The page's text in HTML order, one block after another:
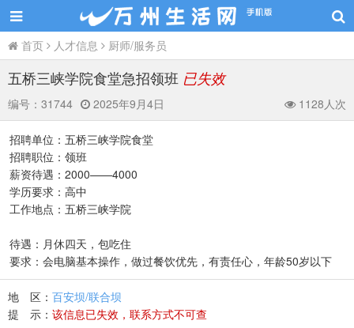
首页 人才信息 厨师/服务员
五桥三峡学院食堂急招领班 已失效
编号： 31744 2025年9月4日 1128人次
招聘单位：五桥三峡学院食堂
招聘职位：领班
薪资待遇：2000——4000
学历要求：高中
工作地点：五桥三峡学院
待遇：月休四天，包吃住
要求：会电脑基本操作，做过餐饮优先，有责任心，年龄50岁以下
地 区： 百安坝/联合坝
提 示： 该信息已失效，联系方式不可查